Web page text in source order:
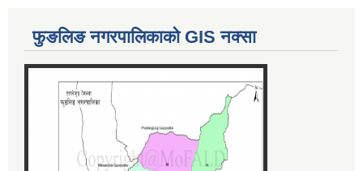
फुङलिङ नगरपालिकाको GIS नक्सा